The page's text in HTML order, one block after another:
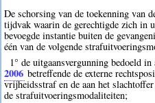
De schorsing van de toekenning van
tijdvak waarin de gerechtigde zich in
bevoegde instantie buiten de
één van de volgende
1° de uitgaansvergunning bedoeld
2006 betreffende de externe
vrijheidsstraf en de aan het
de strafuitvoeringsmodaliteiten;